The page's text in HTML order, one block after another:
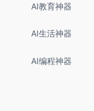
AI教育神器
AI生活神器
AI编程神器